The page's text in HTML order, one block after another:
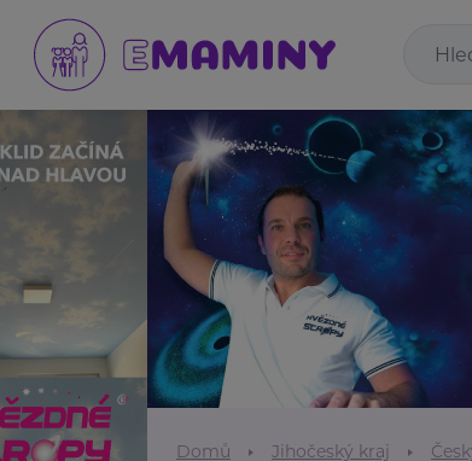
Domů Jihočeský kraj